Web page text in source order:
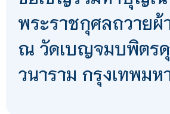
พระราชกุศลถวายผ้
ณ วัดเบญจมบพิตร
วนาราม กรุงเทพมห